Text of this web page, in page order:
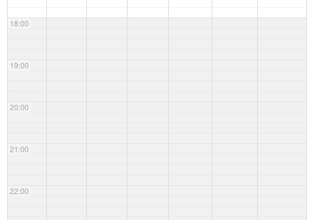
18:00
19:00
20:00
21:00
22:00